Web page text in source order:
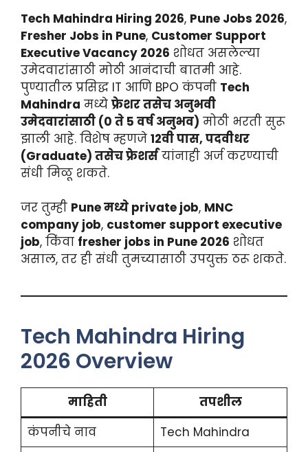
Tech Mahindra Hiring 2026, Pune Jobs 2026,
Fresher Jobs in Pune, Customer Support
Executive Vacancy 2026 शोधत असलेल्या
उमेदवारांसाठी मोठी आनंदाची बातमी आहे.
पुण्यातील प्रसिद्ध IT आणि BPO कंपनी Tech
Mahindra मध्ये फ्रेशर तसेच अनुभवी
उमेदवारांसाठी (0 ते 5 वर्ष अनुभव) मोठी भरती सुरू
झाली आहे. विशेष म्हणजे 12वी पास, पदवीधर
(Graduate) तसेच फ्रेशर्सयांनाही अर्ज करण्याची
संधी मिळू शकते.
जर तुम्ही Pune मध्ये private job, MNC
company job, customer support executive
job, किंवा fresher jobs in Pune 2026 शोधत
असाल, तर ही संधी तुमच्यासाठी उपयुक्त ठरू शकते.
Tech Mahindra Hiring
2026 Overview
माहिती
तपशील
कंपनीचे नाव
Tech Mahindra